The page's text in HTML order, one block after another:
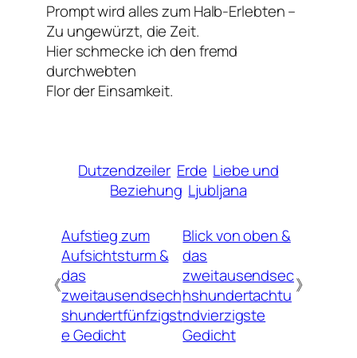
Prompt wird alles zum Halb-Erlebten –
Zu ungewürzt, die Zeit.
Hier schmecke ich den fremd
durchwebten
Flor der Einsamkeit.
Dutzendzeiler Erde Liebe und
Beziehung Ljubljana
《
Aufstieg zum
Aufsichtsturm &
das
zweitausendsech
shundertfünfzigst
e Gedicht
Blick von oben &
das
zweitausendsec
hshundertachtu
ndvierzigste
Gedicht
》